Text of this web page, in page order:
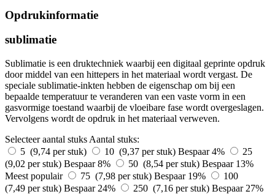
Opdrukinformatie
sublimatie
Sublimatie is een druktechniek waarbij een digitaal geprinte opdruk
door middel van een hittepers in het materiaal wordt vergast. De
speciale sublimatie-inkten hebben de eigenschap om bij een
bepaalde temperatuur te veranderen van een vaste vorm in een
gasvormige toestand waarbij de vloeibare fase wordt overgeslagen.
Vervolgens wordt de opdruk in het materiaal verweven.
Selecteer aantal stuks Aantal stuks:
5 (9,74 per stuk)
10 (9,37 per stuk) Bespaar 4%
25
(9,02 per stuk) Bespaar 8% 50 (8,54 per stuk) Bespaar 13%
Meest populair
75 (7,98 per stuk) Bespaar 19%
100
(7,49 per stuk) Bespaar 24% 250 (7,16 per stuk) Bespaar 27%